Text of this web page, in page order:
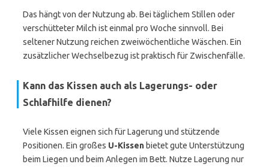
Das hängt von der Nutzung ab. Bei täglichem Stillen oder
verschütteter Milch ist einmal pro Woche sinnvoll. Bei
seltener Nutzung reichen zweiwöchentliche Wäschen. Ein
zusätzlicher Wechselbezug ist praktisch für Zwischenfälle.
Kann das Kissen auch als Lagerungs- oder
Schlafhilfe dienen?
Viele Kissen eignen sich für Lagerung und stützende
Positionen. Ein großes U-Kissen bietet gute Unterstützung
beim Liegen und beim Anlegen im Bett. Nutze Lagerung nur